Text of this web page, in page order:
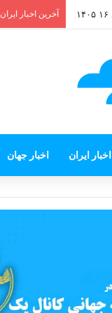
آخرین اخبار ایران
اخبار ایران اخبار جهان